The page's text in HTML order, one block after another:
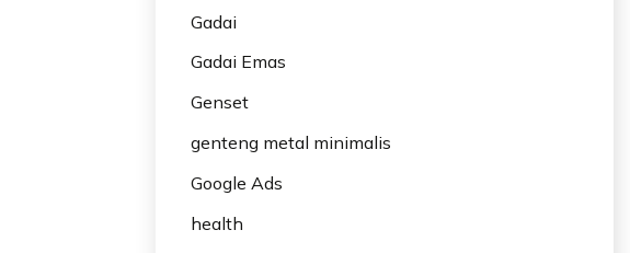
Gadai
Gadai Emas
Genset
genteng metal minimalis
Google Ads
health